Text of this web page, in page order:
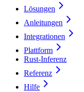
Lösungen
Anleitungen
Integrationen
Plattform
Rust-Inferenz
Referenz
Hilfe